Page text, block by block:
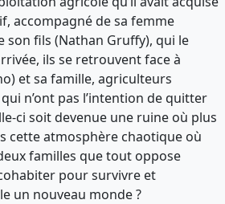
accompagné de sa femme
son fils (Nathan Gruffy), qui le
ils se retrouvent face à
et sa famille, agriculteurs
n’ont pas l’intention de quitter
ci soit devenue une ruine où plus
cette atmosphère chaotique où
familles que tout oppose
pour survivre et
un nouveau monde ?